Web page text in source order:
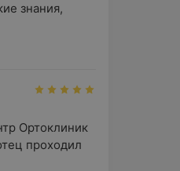
знания,
Ортоклиник
проходил